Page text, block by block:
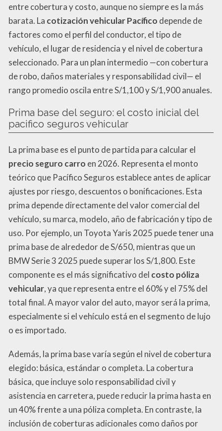
entre cobertura y costo, aunque no siempre es la más
barata. La cotización vehicular Pacífico depende de
factores como el perfil del conductor, el tipo de
vehículo, el lugar de residencia y el nivel de cobertura
seleccionado. Para un plan intermedio —con cobertura
de robo, daños materiales y responsabilidad civil— el
rango promedio oscila entre S/1,100 y S/1,900 anuales.
Prima base del seguro: el costo inicial del
pacifico seguros vehicular
La prima base es el punto de partida para calcular el
precio seguro carro en 2026. Representa el monto
teórico que Pacífico Seguros establece antes de aplicar
ajustes por riesgo, descuentos o bonificaciones. Esta
prima depende directamente del valor comercial del
vehículo, su marca, modelo, año de fabricación y tipo de
uso. Por ejemplo, un Toyota Yaris 2025 puede tener una
prima base de alrededor de S/650, mientras que un
BMW Serie 3 2025 puede superar los S/1,800. Este
componente es el más significativo del costo póliza
vehicular, ya que representa entre el 60% y el 75% del
total final. A mayor valor del auto, mayor será la prima,
especialmente si el vehículo está en el segmento de lujo
o es importado.
Además, la prima base varía según el nivel de cobertura
elegido: básica, estándar o completa. La cobertura
básica, que incluye solo responsabilidad civil y
asistencia en carretera, puede reducir la prima hasta en
un 40% frente a una póliza completa. En contraste, la
inclusión de coberturas adicionales como daños por